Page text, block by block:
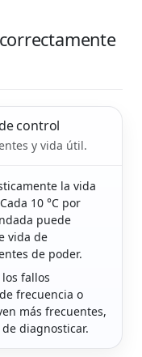
control
y vida útil.
la vida
10 °C por
puede
vida de
de poder.
los fallos
frecuencia o
más frecuentes,
diagnosticar.